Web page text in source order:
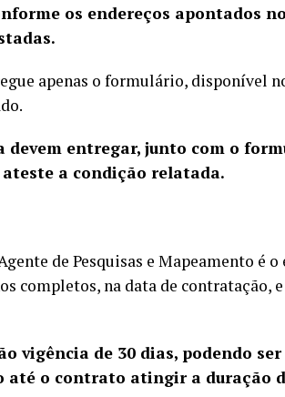
os endereços apontados
apenas o formulário, disponível
devem entregar, junto com o
a condição relatada.
de Pesquisas e Mapeamento é
completos, na data de contratação,
vigência de 30 dias, podendo
o contrato atingir a duração